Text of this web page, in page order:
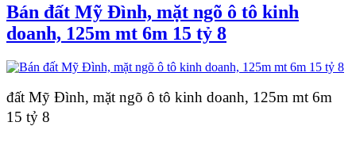
Bán đất Mỹ Đình, mặt ngõ ô tô kinh
doanh, 125m mt 6m 15 tỷ 8
đất Mỹ Đình, mặt ngõ ô tô kinh doanh, 125m mt 6m
15 tỷ 8